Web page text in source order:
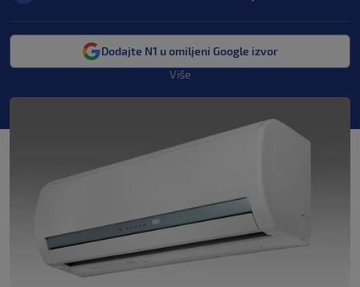
Dodajte N1 u omiljeni Google izvor
Više